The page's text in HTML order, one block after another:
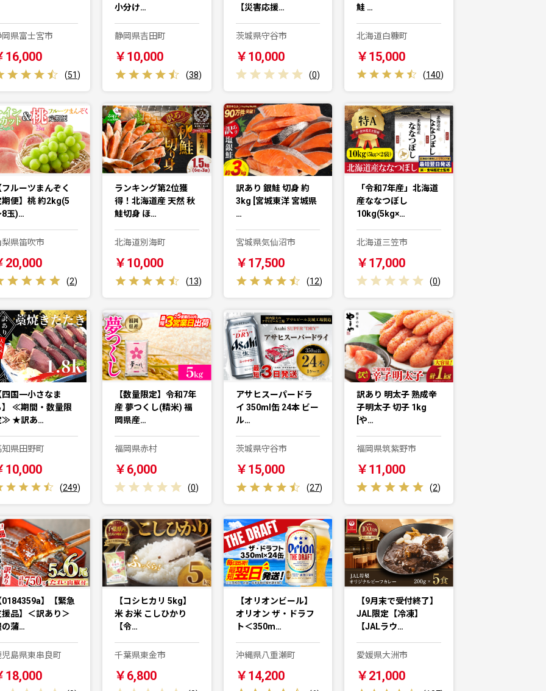
岡県富士宮市
16,000
(51)
小分け…
静岡県吉田町
￥10,000
(38)
【災害応援…
茨城県守谷市
￥10,000
(0)
鮭 …
北海道白糠町
￥15,000
(140)
フルーツまんぞく
期便】桃 約2kg(5
8玉)…
梨県笛吹市
20,000
(2)
ランキング第2位獲
得！北海道産 天然 秋
鮭切身 ほ…
北海道別海町
￥10,000
(13)
訳あり 銀鮭 切身 約
3kg [宮城東洋 宮城県
…
宮城県気仙沼市
￥17,500
(12)
「令和7年産」北海道
産ななつぼし
10kg(5kg×…
北海道三笠市
￥17,000
(0)
四国一小さなま
】 ≪期間・数量限
≫ ★訳あ…
知県田野町
10,000
(249)
【数量限定】令和7年
産 夢つくし(精米) 福
岡県産…
福岡県赤村
￥6,000
(0)
アサヒスーパードラ
イ 350ml缶 24本 ビー
ル…
茨城県守谷市
￥15,000
(27)
訳あり 明太子 熟成辛
子明太子 切子 1kg
[や…
福岡県筑紫野市
￥11,000
(2)
0184359a】【緊急
援品】＜訳あり＞
の蒲…
児島県東串良町
18,000
【コシヒカリ 5kg】
米 お米 こしひかり
【令…
千葉県東金市
￥6,800
【オリオンビール】
オリオン ザ・ドラフ
ト＜350m…
沖縄県八重瀬町
￥14,200
【9月末で受付終了】
JAL限定【冷凍】
【JALラウ…
愛媛県大洲市
￥21,000